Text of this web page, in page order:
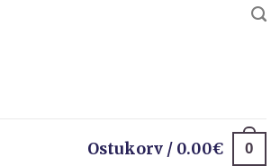
Ostukorv / 0.00€ 0